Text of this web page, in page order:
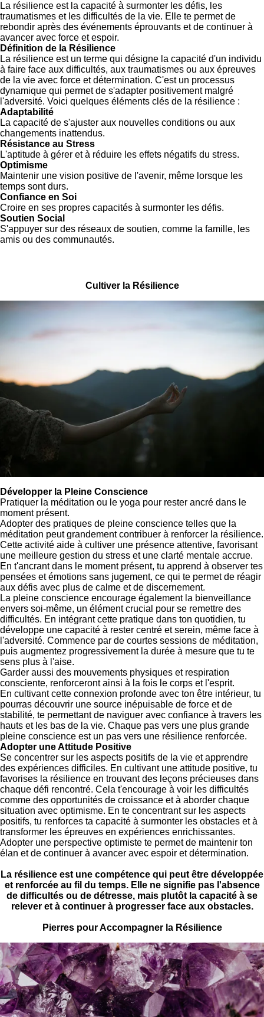
La résilience est la capacité à surmonter les défis, les
traumatismes et les difficultés de la vie. Elle te permet de
rebondir après des événements éprouvants et de continuer à
avancer avec force et espoir.
Définition de la Résilience
La résilience est un terme qui désigne la capacité d'un individu
à faire face aux difficultés, aux traumatismes ou aux épreuves
de la vie avec force et détermination. C'est un processus
dynamique qui permet de s'adapter positivement malgré
l'adversité. Voici quelques éléments clés de la résilience :
Adaptabilité
La capacité de s'ajuster aux nouvelles conditions ou aux
changements inattendus.
Résistance au Stress
L'aptitude à gérer et à réduire les effets négatifs du stress.
Optimisme
Maintenir une vision positive de l'avenir, même lorsque les
temps sont durs.
Confiance en Soi
Croire en ses propres capacités à surmonter les défis.
Soutien Social
S'appuyer sur des réseaux de soutien, comme la famille, les
amis ou des communautés.
Cultiver la Résilience
Développer la Pleine Conscience
Pratiquer la méditation ou le yoga pour rester ancré dans le
moment présent.
Adopter des pratiques de pleine conscience telles que la
méditation peut grandement contribuer à renforcer la résilience.
Cette activité aide à cultiver une présence attentive, favorisant
une meilleure gestion du stress et une clarté mentale accrue.
En t'ancrant dans le moment présent, tu apprend à observer tes
pensées et émotions sans jugement, ce qui te permet de réagir
aux défis avec plus de calme et de discernement.
La pleine conscience encourage également la bienveillance
envers soi-même, un élément crucial pour se remettre des
difficultés. En intégrant cette pratique dans ton quotidien, tu
développe une capacité à rester centré et serein, même face à
l'adversité. Commence par de courtes sessions de méditation,
puis augmentez progressivement la durée à mesure que tu te
sens plus à l'aise.
Garder aussi des mouvements physiques et respiration
consciente, renforceront ainsi à la fois le corps et l'esprit.
En cultivant cette connexion profonde avec ton être intérieur, tu
pourras découvrir une source inépuisable de force et de
stabilité, te permettant de naviguer avec confiance à travers les
hauts et les bas de la vie. Chaque pas vers une plus grande
pleine conscience est un pas vers une résilience renforcée.
Adopter une Attitude Positive
Se concentrer sur les aspects positifs de la vie et apprendre
des expériences difficiles. En cultivant une attitude positive, tu
favorises la résilience en trouvant des leçons précieuses dans
chaque défi rencontré. Cela t'encourage à voir les difficultés
comme des opportunités de croissance et à aborder chaque
situation avec optimisme. En te concentrant sur les aspects
positifs, tu renforces ta capacité à surmonter les obstacles et à
transformer les épreuves en expériences enrichissantes.
Adopter une perspective optimiste te permet de maintenir ton
élan et de continuer à avancer avec espoir et détermination.
La résilience est une compétence qui peut être développée
et renforcée au fil du temps. Elle ne signifie pas l'absence
de difficultés ou de détresse, mais plutôt la capacité à se
relever et à continuer à progresser face aux obstacles.
Pierres pour Accompagner la Résilience